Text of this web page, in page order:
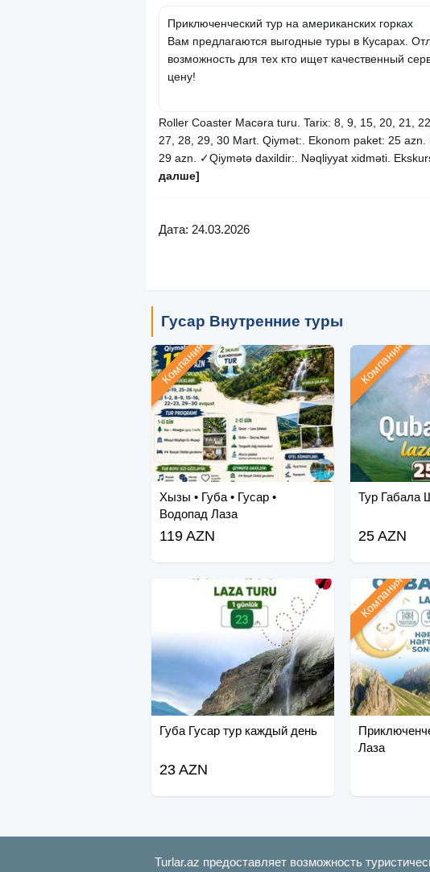
Приключенческий тур на американских горках
Вам предлагаются выгодные туры в Кусарах.
возможность для тех кто ищет качественный
цену!
Roller Coaster Macəra turu. Tarix: 8, 9, 15, 20, 21,
27, 28, 29, 30 Mart. Qiymət:. Ekonom paket: 25 azn.
29 azn. ✓Qiymətə daxildir:. Nəqliyyat xidməti.
далше]
Дата: 24.03.2026
Гусар Внутренние туры
Хызы • Губа • Гусар •
Водопад Лаза
Компания
119 AZN
Тур Габала
Компания
25 AZN
Губа Гусар тур каждый день
23 AZN
Лаза
Компания
Turlar.az предоставляет возможность